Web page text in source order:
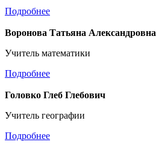
Подробнее
Воронова Татьяна Александровна
Учитель математики
Подробнее
Головко Глеб Глебович
Учитель географии
Подробнее